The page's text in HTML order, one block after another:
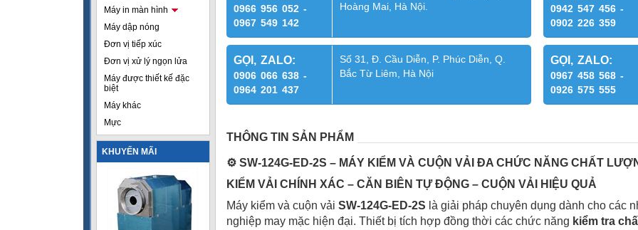
Máy in màn hình
Máy dập nóng
Đơn vị tiếp xúc
Đơn vị xử lý ngọn lửa
Máy được thiết kế đặc
biệt
Máy khác
Mực
KHUYẾN MÃI
0966 956 052 -
0967 549 142
Hoàng Mai, Hà Nội.
0942 547 456 -
0902 226 359
GỌI, ZALO:
0906 066 638 -
0964 201 437
Số 31, Đ. Cầu Diễn, P. Phúc Diễn, Q.
Bắc Từ Liêm, Hà Nội
GỌI, ZALO:
0967 458 568 -
0926 575 555
THÔNG TIN SẢN PHẨM
⚙ SW-124G-ED-2S – MÁY KIỂM VÀ CUỘN VẢI ĐA CHỨC NĂNG CHẤT
KIỂM VẢI CHÍNH XÁC – CĂN BIÊN TỰ ĐỘNG – CUỘN VẢI HIỆU QUẢ
Máy kiểm và cuộn vải SW-124G-ED-2S là giải pháp chuyên dụng dành cho các
nghiệp may mặc hiện đại. Thiết bị tích hợp đồng thời các chức năng kiểm tra